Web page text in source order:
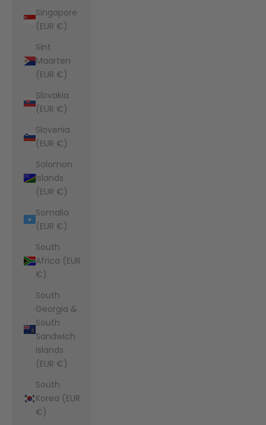
Singapore
(EUR €)
Sint
Maarten
(EUR €)
Slovakia
(EUR €)
Slovenia
(EUR €)
Solomon
Islands
(EUR €)
Somalia
(EUR €)
South
Africa (EUR
€)
South
Georgia &
South
Sandwich
Islands
(EUR €)
South
Korea (EUR
€)